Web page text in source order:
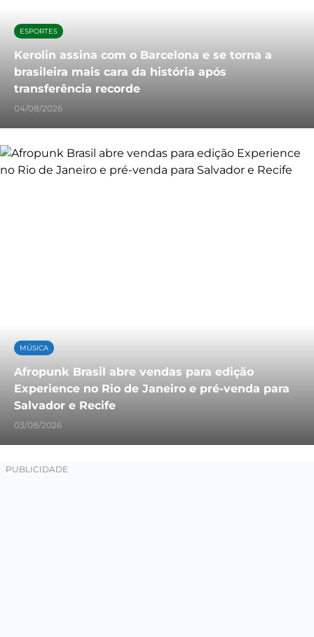
ESPORTES
Kerolin assina com o Barcelona e se torna a
brasileira mais cara da história após
transferência recorde
04/08/2026
MÚSICA
Afropunk Brasil abre vendas para edição
Experience no Rio de Janeiro e pré-venda para
Salvador e Recife
03/08/2026